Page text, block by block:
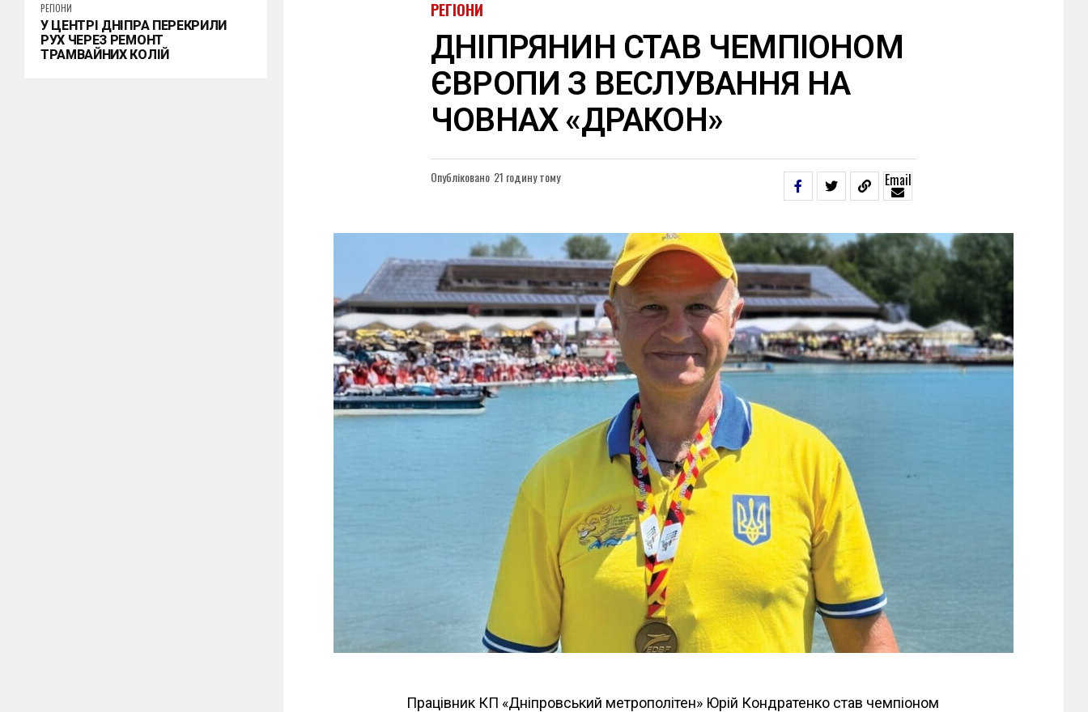
РЕГІОНИ
У ЦЕНТРІ ДНІПРА ПЕРЕКРИЛИ
РУХ ЧЕРЕЗ РЕМОНТ
ТРАМВАЙНИХ КОЛІЙ
РЕГІОНИ
ДНІПРЯНИН СТАВ ЧЕМПІОНОМ
ЄВРОПИ З ВЕСЛУВАННЯ НА
ЧОВНАХ «ДРАКОН»
Опубліковано 21 годину тому Email
Працівник КП «Дніпровський метрополітен» Юрій Кондратенко став чемпіоном